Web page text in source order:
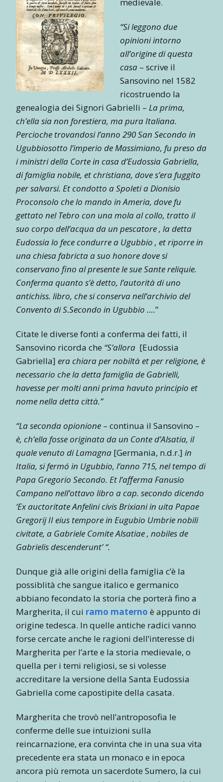
“Si leggono due
opinioni intorno
all’origine di questa
casa – scrive il
Sansovino nel 1582
ricostruendo la
genealogia dei Signori Gabrielli – La prima,
ch’ella sia non forestiera, ma pura Italiana.
Percioche trovandosi l’anno 290 San Secondo in
Ugubbiosotto l’imperio de Massimiano, fu preso da
i ministri della Corte in casa d’Eudossia Gabriella,
di famiglia nobile, et christiana, dove s’era fuggito
per salvarsi. Et condotto a Spoleti a Dionisio
Proconsolo che lo mando in Ameria, dove fu
gettato nel Tebro con una mola al collo, tratto il
suo corpo dell’acqua da un pescatore , la detta
Eudossia lo fece condurre a Ugubbio , et riporre in
una chiesa fabricta a suo honore dove si
conservano fino al presente le sue Sante reliquie.
Conferma quanto s’è detto, l’autorità di uno
antichiss. libro, che si conserva nell’archivio del
Convento di S.Secondo in Ugubbio ….”
Citate le diverse fonti a conferma dei fatti, il
Sansovino ricorda che “S’allora [Eudossia
Gabriella] era chiara per nobiltà et per religione, è
necessario che la detta famiglia de Gabrielli,
havesse per molti anni prima havuto principio et
nome nella detta città.”
“La seconda opionione – continua il Sansovino –
è, ch’ella fosse originata da un Conte d’Alsatia, il
quale venuto di Lamagna [Germania, n.d.r.] in
Italia, si fermó in Ugubbio, l’anno 715, nel tempo di
Papa Gregorio Secondo. Et l’afferma Fanusio
Campano nell’ottavo libro a cap. secondo dicendo
‘Ex auctoritate Anfelini civis Brixiani in uita Papae
Gregorij II eius tempore in Eugubio Umbrie nobili
civitate, a Gabriele Comite Alsatiae , nobiles de
Gabrielis descenderunt’ “.
Dunque già alle origini della famiglia c’è la
possiblità che sangue italico e germanico
abbiano fecondato la storia che porterà fino a
Margherita, il cui ramo materno è appunto di
origine tedesca. In quelle antiche radici vanno
forse cercate anche le ragioni dell’interesse di
Margherita per l’arte e la storia medievale, o
quella per i temi religiosi, se si volesse
accreditare la versione della Santa Eudossia
Gabriella come capostipite della casata.
Margherita che trovò nell’antroposofia le
conferme delle sue intuizioni sulla
reincarnazione, era convinta che in una sua vita
precedente era stata un monaco e in epoca
ancora più remota un sacerdote Sumero, la cui